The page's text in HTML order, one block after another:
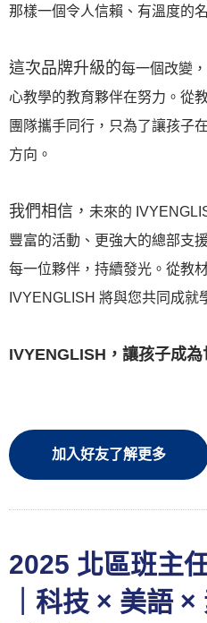
那樣一個令人信賴、有溫度的
這次品牌升級的每一個改變
心教學的教育夥伴在努力。 從
團隊攜手同行，只為了讓孩子
方向。
我們相信， 未來的
豐富的活動、更強大的總部支
每一位夥伴，持續發光。 從教
IVYENGLISH 將與您共同成就
IVYENGLISH，讓孩子成為
加入好友了解更多
2025 北區班主
｜科技 × 美語